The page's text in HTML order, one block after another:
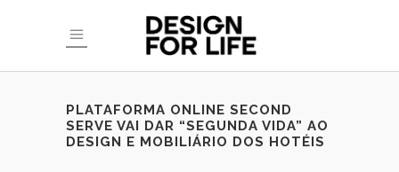
PLATAFORMA ONLINE SECOND
SERVE VAI DAR “SEGUNDA VIDA” AO
DESIGN E MOBILIÁRIO DOS HOTÉIS